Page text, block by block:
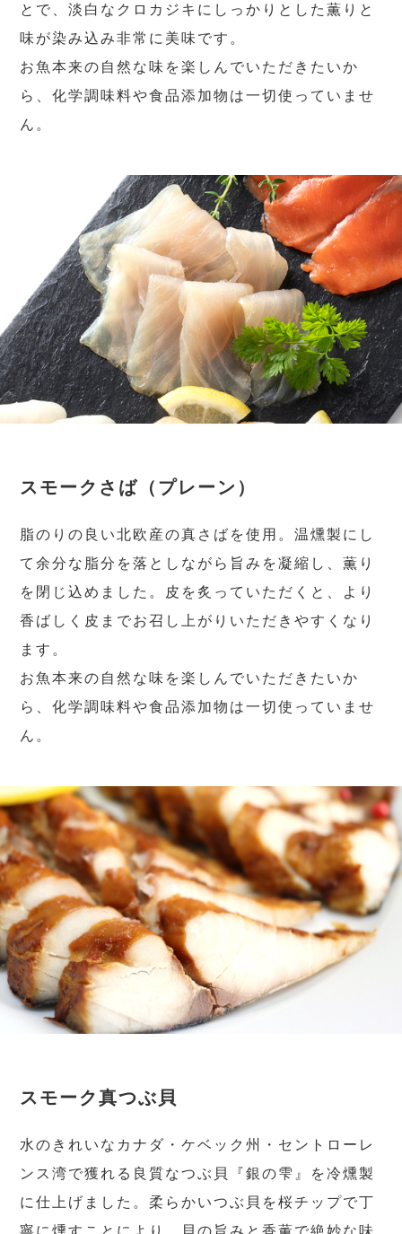
とで、淡白なクロカジキにしっかりとした薫りと
味が染み込み非常に美味です。
お魚本来の自然な味を楽しんでいただきたいか
ら、化学調味料や食品添加物は一切使っていませ
ん。
スモークさば（プレーン）
脂のりの良い北欧産の真さばを使用。温燻製にし
て余分な脂分を落としながら旨みを凝縮し、薫り
を閉じ込めました。皮を炙っていただくと、より
香ばしく皮までお召し上がりいただきやすくなり
ます。
お魚本来の自然な味を楽しんでいただきたいか
ら、化学調味料や食品添加物は一切使っていませ
ん。
スモーク真つぶ貝
水のきれいなカナダ・ケベック州・セントローレ
ンス湾で獲れる良質なつぶ貝『銀の雫』を冷燻製
に仕上げました。柔らかいつぶ貝を桜チップで丁
寧に燻すことにより、貝の旨みと香薫で絶妙な味